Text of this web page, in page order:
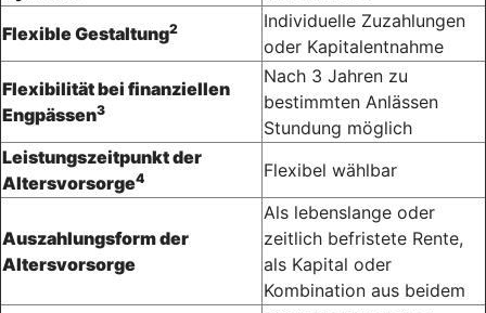
Flexible Gestaltung2
Individuelle Zuzahlungen
oder Kapital­entnahme
Flexibilität bei finanziellen
Engpässen3
Nach 3 Jahren zu
bestimmten Anlässen
Stundung möglich
Leistungszeitpunkt der
Altersvorsorge4 Flexibel wählbar
Auszahlungsform der
Altersvorsorge
Als lebenslange oder
zeitlich befristete Rente,
als Kapital oder
Kombination aus beidem